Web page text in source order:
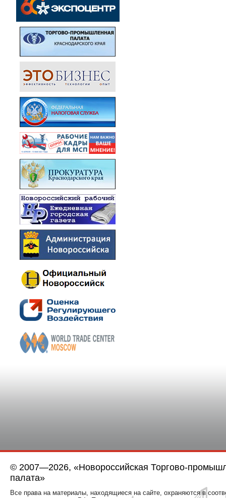
© 2007—2026, «Новороссийская Торгово-
палата»
Все права на материалы, находящиеся на сайте, охраняются в